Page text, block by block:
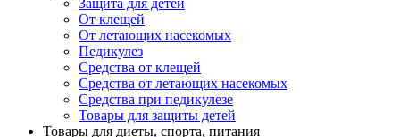
Защита для детей
От клещей
От летающих насекомых
Педикулез
Средства от клещей
Средства от летающих насекомых
Средства при педикулезе
Товары для защиты детей
Товары для диеты, спорта, питания